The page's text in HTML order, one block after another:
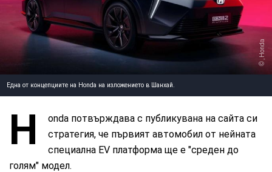
, Honda
Една от концепциите на Honda на изложението в Шанхай.
H
onda потвърждава с публикувана на сайта си
стратегия, че първият автомобил от нейната
специална EV платформа ще е "среден до
голям" модел.